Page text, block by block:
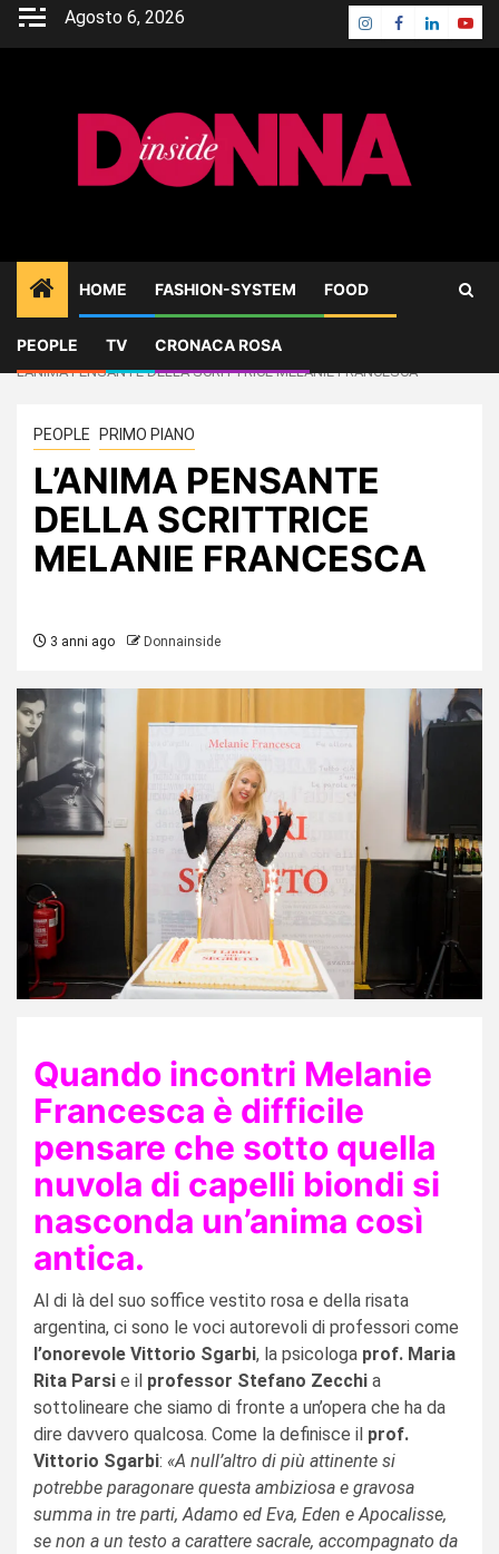
Skip
Agosto 6, 2026 Instagram
Facebook
Linkedin
HOME FASHION-SYSTEM FOOD
PEOPLE TV CRONACA ROSA
Home
PEOPLE
L’ANIMA PENSANTE DELLA SCRITTRICE MELANIE FRANCESCA
PEOPLE PRIMO PIANO
L’ANIMA PENSANTE
DELLA SCRITTRICE
MELANIE FRANCESCA
3 anni ago Donnainside
Quando incontri Melanie
Francesca è difficile
pensare che sotto quella
nuvola di capelli biondi si
nasconda un’anima così
antica.
Al di là del suo soffice vestito rosa e della risata
argentina, ci sono le voci autorevoli di professori come
l’onorevole Vittorio Sgarbi, la psicologa prof. Maria
Rita Parsi e il professor Stefano Zecchi a
sottolineare che siamo di fronte a un’opera che ha da
dire davvero qualcosa. Come la definisce il prof.
Vittorio Sgarbi: «A null’altro di più attinente si
potrebbe paragonare questa ambiziosa e gravosa
summa in tre parti, Adamo ed Eva, Eden e Apocalisse,
se non a un testo a carattere sacrale, accompagnato da